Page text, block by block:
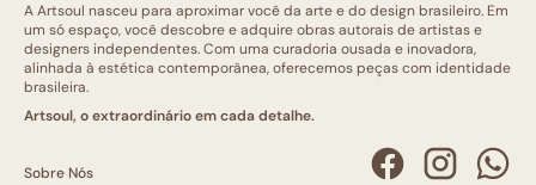
A Artsoul nasceu para aproximar você da arte e do design brasileiro. Em
um só espaço, você descobre e adquire obras autorais de artistas e
designers independentes. Com uma curadoria ousada e inovadora,
alinhada à estética contemporânea, oferecemos peças com identidade
brasileira.
Artsoul, o extraordinário em cada detalhe.
Sobre Nós